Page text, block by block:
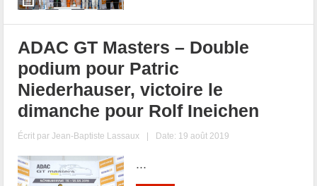
ADAC GT Masters – Double
podium pour Patric
Niederhauser, victoire le
dimanche pour Rolf Ineichen
Écrit parJean-Baptiste Lassaux | Date: 19 août 2019
...